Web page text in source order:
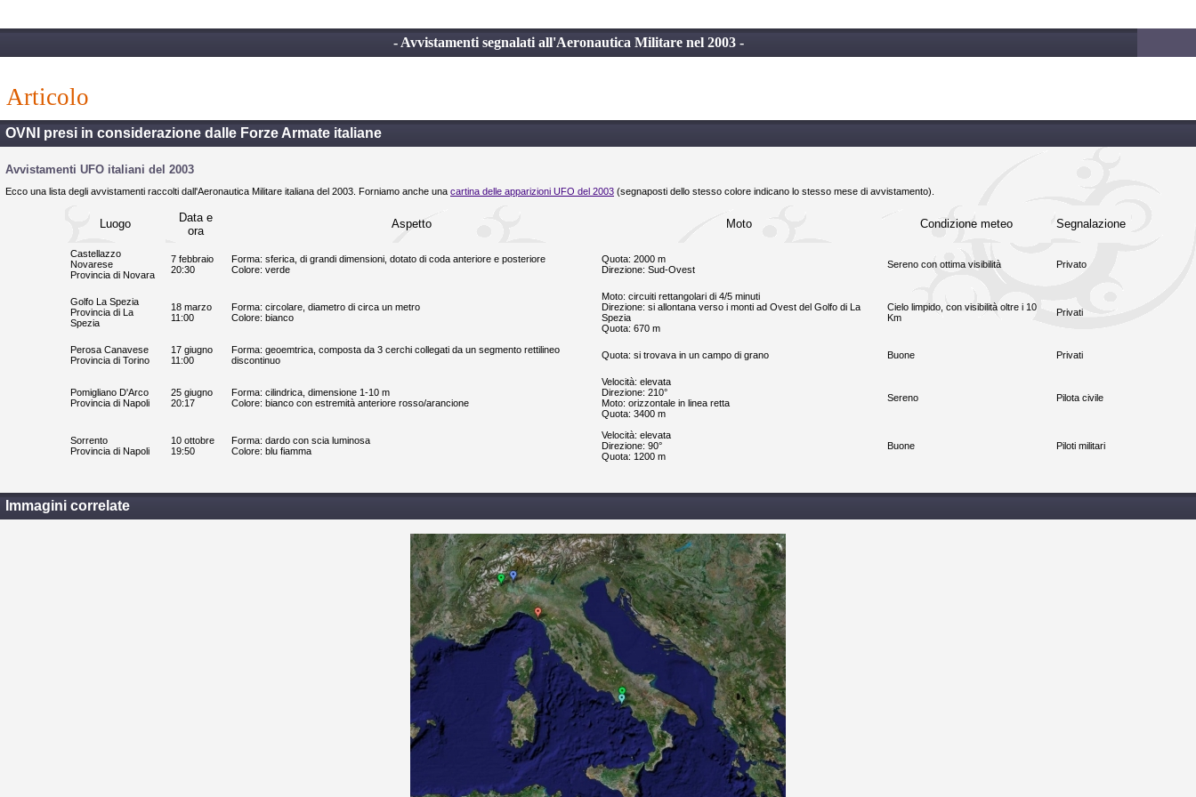
- Avvistamenti segnalati all'Aeronautica Militare nel 2003 -
articolo
OVNI presi in considerazione dalle Forze Armate italiane
Avvistamenti UFO italiani del 2003
Ecco una lista degli avvistamenti raccolti dall'Aeronautica Militare italiana del 2003. Forniamo anche una cartina delle apparizioni UFO del 2003 (segnaposti dello stesso colore indicano lo stesso mese di avvistamento).
Luogo
Data e
ora
Aspetto Moto Condizione meteo Segnalazione
Castellazzo
Novarese
Provincia di Novara
7 febbraio
20:30
Forma: sferica, di grandi dimensioni, dotato di coda anteriore e posteriore
Colore: verde
Quota: 2000 m
Direzione: Sud-Ovest
Sereno con ottima visibilità Privato
Golfo La Spezia
Provincia di La
Spezia
18 marzo
11:00
Forma: circolare, diametro di circa un metro
Colore: bianco
Moto: circuiti rettangolari di 4/5 minuti
Direzione: si allontana verso i monti ad Ovest del Golfo di La
Spezia
Quota: 670 m
Cielo limpido, con visibilità oltre i 10
Km
Privati
Perosa Canavese
Provincia di Torino
17 giugno
11:00
Forma: geoemtrica, composta da 3 cerchi collegati da un segmento rettilineo
discontinuo
Quota: si trovava in un campo di grano Buone Privati
Pomigliano D'Arco
Provincia di Napoli
25 giugno
20:17
Forma: cilindrica, dimensione 1-10 m
Colore: bianco con estremità anteriore rosso/arancione
Velocità: elevata
Direzione: 210°
Moto: orizzontale in linea retta
Quota: 3400 m
Sereno Pilota civile
Sorrento
Provincia di Napoli
10 ottobre
19:50
Forma: dardo con scia luminosa
Colore: blu fiamma
Velocità: elevata
Direzione: 90°
Quota: 1200 m
Buone Piloti militari
Immagini correlate